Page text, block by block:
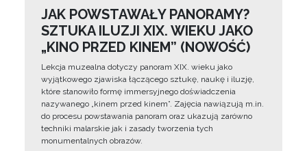
JAK POWSTAWAŁY PANORAMY?
SZTUKA ILUZJI XIX. WIEKU JAKO
„KINO PRZED KINEM” (NOWOŚĆ)
Lekcja muzealna dotyczy panoram XIX. wieku jako
wyjątkowego zjawiska łączącego sztukę, naukę i iluzję,
które stanowiło formę immersyjnego doświadczenia
nazywanego „kinem przed kinem”. Zajęcia nawiązują m.in.
do procesu powstawania panoram oraz ukazują zarówno
techniki malarskie jak i zasady tworzenia tych
monumentalnych obrazów.